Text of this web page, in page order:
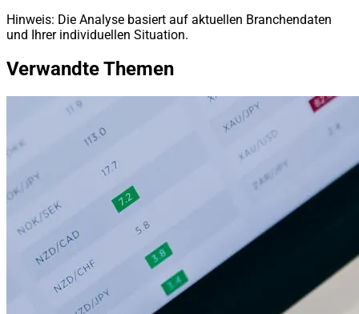
Hinweis: Die Analyse basiert auf aktuellen Branchendaten
und Ihrer individuellen Situation.
Verwandte Themen